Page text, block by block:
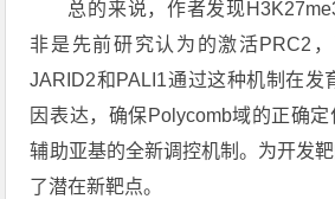
总的来说，作者发现
非是先前研究认为的激活PRC2，
JARID2和PALI1通过这种机制在发
因表达，确保Polycomb域的正确
辅助亚基的全新调控机制。为开发
了潜在新靶点。